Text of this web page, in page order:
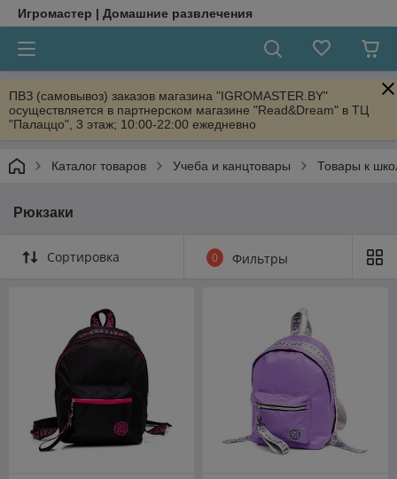
Игромастер | Домашние развлечения
ПВЗ (самовывоз) заказов магазина "IGROMASTER.BY"
осуществляется в партнерском магазине "Read&Dream" в ТЦ
"Палаццо", 3 этаж; 10:00-22:00 ежедневно
Каталог товаров Учеба и канцтовары Товары к
Рюкзаки
Сортировка 0 Фильтры